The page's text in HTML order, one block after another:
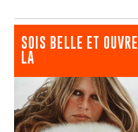
SOIS BELLE ET OUVRE
LA